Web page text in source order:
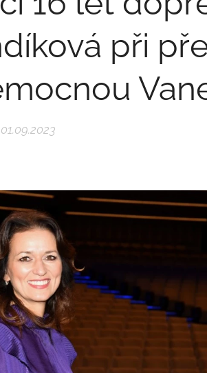
při
01.09.2023